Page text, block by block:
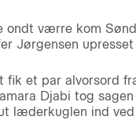
ondt værre kom
Jørgensen
fik et par alvorsord
Djabi tog
læderkuglen ind